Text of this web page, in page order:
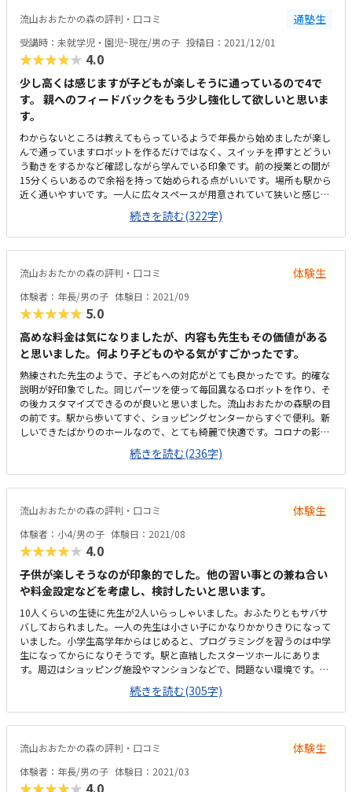
流山おおたかの森の評判・口コミ 通塾生
受講時：未就学児・園児~現在/男の子 投稿日：2021/12/01
★★★★★ 4.0
少し高くは感じますが子どもが楽しそうに通っているので4で
す。 親へのフィードバックをもう少し強化して欲しいと思いま
す。
わからないところは教えてもらっているようで年長から始めましたが楽し
んで通っていますロボットを作るだけではなく、スイッチを押すとどうい
う動きをするかなど確認しながら学んでいる印象です。前の授業との間が
15分くらいあるので余裕を持って始められる点がいいです。場所も駅から
近く通いやすいです。一人に広々スペースが用意されていて狭いと感じる
ことはなかったです。教室の雰囲気もよかったです。他のロボットやプロ
グラミング教室に比べたら安いですが、月に2回で1万円は習い事としては
少し高いと思います。毎回何を作ったのか、次は何を作るのか楽しそうに
話してくれます。たまに教室の予約が取れないと別の教室となり、毎回同
続きを読む(322字)
流山おおたかの森の評判・口コミ 体験生
体験者：年長/男の子 体験日：2021/09
★★★★★ 5.0
高めな料金は気になりましたが、内容も先生もその価値がある
と思いました。何より子どものやる気がすごかったです。
熟練された先生のようで、子どもへの対応がとても良かったです。的確な
説明が好印象でした。同じパーツを使って毎回異なるロボットを作り、そ
の後カスタマイズできるのが良いと思いました。流山おおたかの森駅の目
の前です。駅から歩いてすぐ、ショッピングセンターからすぐで便利。新
しいできたばかりのホールなので、とても綺麗で快適です。コロナの影響
で一人ひとりのスペースも広めに確保しているとのこと。月2回で1万円を
超えたお月謝は少しお高いと思いましたが、それなりの価値があるかと思
います。
続きを読む(236字)
流山おおたかの森の評判・口コミ 体験生
体験者：小4/男の子 体験日：2021/08
★★★★★ 4.0
子供が楽しそうなのが印象的でした。他の習い事との兼ね合い
や料金設定などを考慮し、検討したいと思います。
10人くらいの生徒に先生が2人いらっしゃいました。おふたりともサバサ
バしておられました。一人の先生は小さい子にかなりかかりきりになって
いました。小学生高学年からはじめると、プログラミングを習うのは中学
生になってからになりそうです。駅と直結したスターツホールにありま
す。周辺はショッピング施設やマンションなどで、問題ない環境です。施
設が新しくきれいです。教室はややせまいですが、トイレなどもきれいな
ので、気持ちよく通えそうです。他のスクールとまだ比較できていないの
ですが、月2回にしては料金設定が高いと感じました。子供が楽しそうに
ロボットづくりに取り組んでいました。自らとりくめるものなのだあと嬉
続きを読む(305字)
流山おおたかの森の評判・口コミ 体験生
体験者：年長/男の子 体験日：2021/03
★★★★★ 4.0